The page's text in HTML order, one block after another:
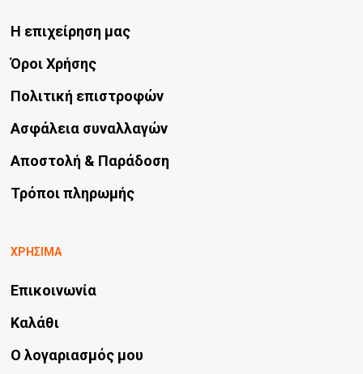
Η επιχείρηση μας
Όροι Χρήσης
Πολιτική επιστροφών
Ασφάλεια συναλλαγών
Αποστολή & Παράδοση
Τρόποι πληρωμής
ΧΡΗΣΙΜΑ
Επικοινωνία
Καλάθι
Ο λογαριασμός μου